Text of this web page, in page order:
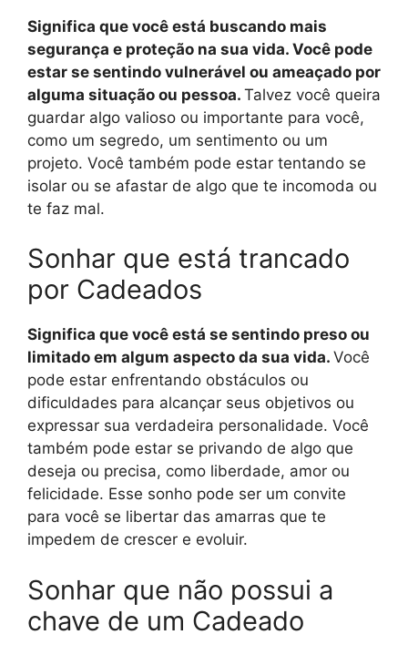
Significa que você está buscando mais
segurança e proteção na sua vida. Você pode
estar se sentindo vulnerável ou ameaçado por
alguma situação ou pessoa. Talvez você queira
guardar algo valioso ou importante para você,
como um segredo, um sentimento ou um
projeto. Você também pode estar tentando se
isolar ou se afastar de algo que te incomoda ou
te faz mal.
Sonhar que está trancado
por Cadeados
Significa que você está se sentindo preso ou
limitado em algum aspecto da sua vida. Você
pode estar enfrentando obstáculos ou
dificuldades para alcançar seus objetivos ou
expressar sua verdadeira personalidade. Você
também pode estar se privando de algo que
deseja ou precisa, como liberdade, amor ou
felicidade. Esse sonho pode ser um convite
para você se libertar das amarras que te
impedem de crescer e evoluir.
Sonhar que não possui a
chave de um Cadeado